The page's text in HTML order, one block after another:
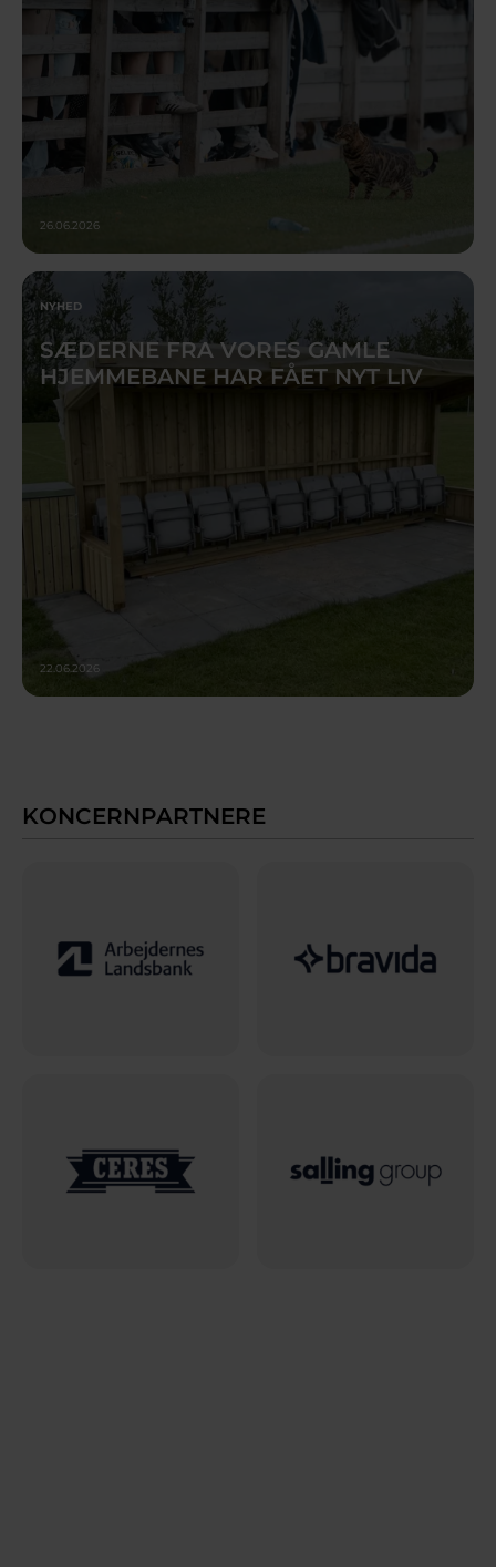
26.06.2026
NYHED
SÆDERNE FRA VORES GAMLE
HJEMMEBANE HAR FÅET NYT LIV
22.06.2026
KONCERNPARTNERE